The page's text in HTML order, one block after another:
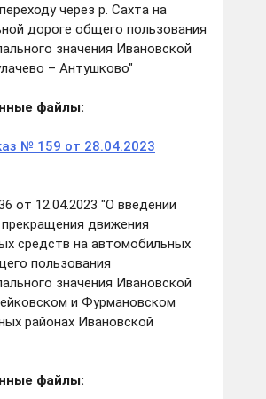
через р. Сахта на
дороге общего пользования
значения Ивановской
– Антушково"
файлы:
№ 159 от 28.04.2023
от 12.04.2023 "О введении
движения
средств на автомобильных
пользования
значения Ивановской
и Фурмановском
районах Ивановской
файлы: